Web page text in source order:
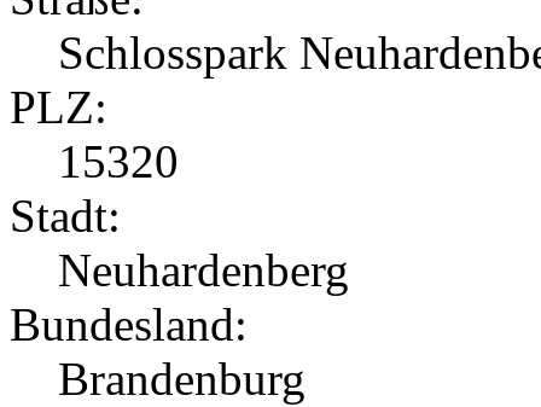
Schlosspark
PLZ:
15320
Stadt:
Neuhardenberg
Bundesland:
Brandenburg